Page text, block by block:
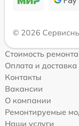
© 2026
Стоимость ремонта
Оплата и доставка
Контакты
Вакансии
О компании
Ремонтируемые
Наши услуги